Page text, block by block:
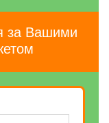
за Вашими